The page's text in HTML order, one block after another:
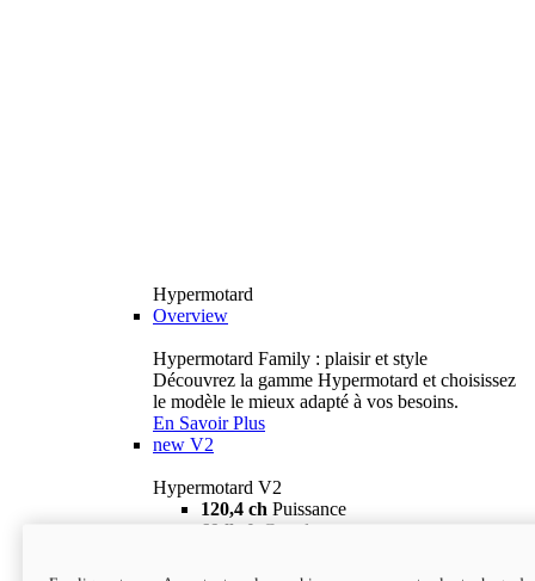
Hypermotard
Overview
Hypermotard Family : plaisir et style
Découvrez la gamme Hypermotard et choisissez
le modèle le mieux adapté à vos besoins.
En Savoir Plus
new V2
Hypermotard V2
120,4 ch Puissance
69 lb-ft
Couple
18 895 $